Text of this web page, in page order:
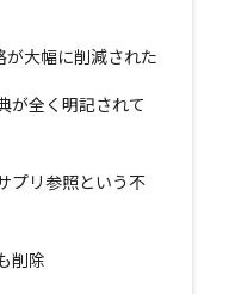
大幅に削減された
が全く明記されて
プリ参照という不
削除